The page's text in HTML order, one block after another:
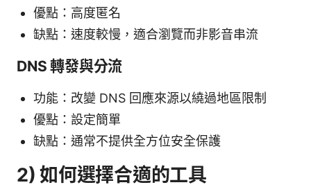
優點：高度匿名
缺點：速度較慢，適合瀏覽而非影音串流
DNS 轉發與分流
功能：改變 DNS 回應來源以繞過地區限制
優點：設定簡單
缺點：通常不提供全方位安全保護
2) 如何選擇合適的工具